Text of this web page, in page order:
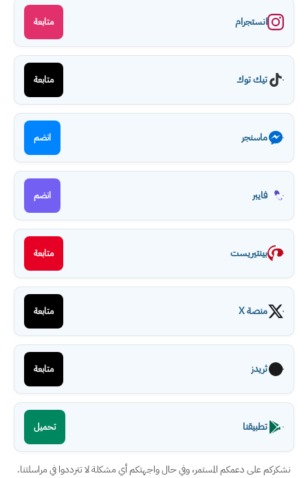
انستجرام متابعة
تيك توك متابعة
ماسنجر انضم
فايبر انضم
بينتيريست متابعة
منصة X متابعة
ثريدز متابعة
تطبيقنا تحميل
نشكركم على دعمكم المستمر، وفي حال واجهتكم أي مشكلة لا تترددوا في مراسلتنا.